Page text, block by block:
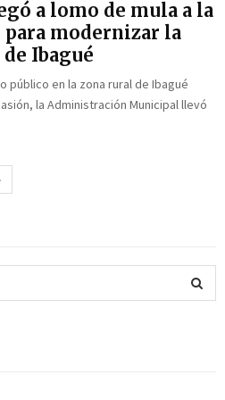
a lomo de mula a la
para modernizar la
Ibagué
público en la zona rural de Ibagué
la Administración Municipal llevó